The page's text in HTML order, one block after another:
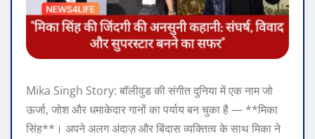
Mika Singh Story: बॉलीवुड की संगीत दुनिया में एक नाम जो
ऊर्जा, जोश और धमाकेदार गानों का पर्याय बन चुका है — **मिका
सिंह**। अपने अलग अंदाज़ और बिंदास व्यक्तित्व के साथ मिका ने